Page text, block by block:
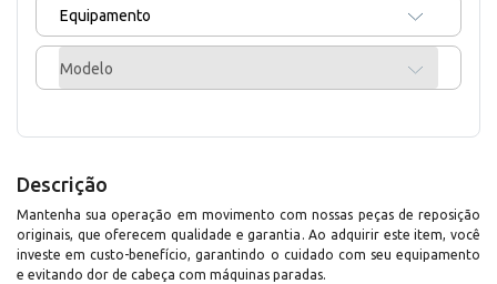
Equipamento
Modelo
Descrição
Mantenha sua operação em movimento com nossas peças de reposição
originais, que oferecem qualidade e garantia. Ao adquirir este item, você
investe em custo-benefício, garantindo o cuidado com seu equipamento
e evitando dor de cabeça com máquinas paradas.